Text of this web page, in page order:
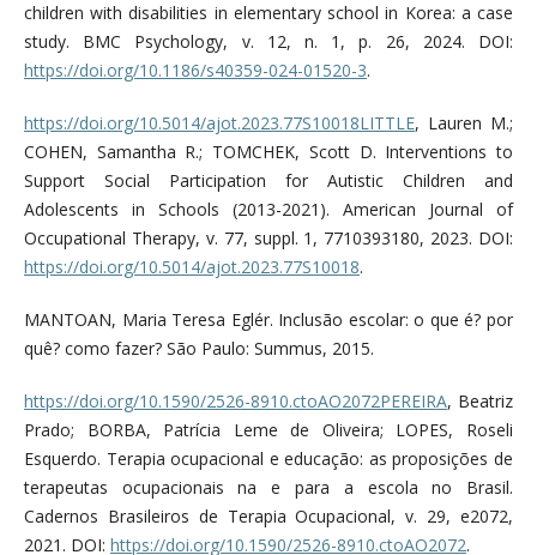
children with disabilities in elementary school in Korea: a case
study. BMC Psychology, v. 12, n. 1, p. 26, 2024. DOI:
https://doi.org/10.1186/s40359-024-01520-3.
https://doi.org/10.5014/ajot.2023.77S10018LITTLE, Lauren M.;
COHEN, Samantha R.; TOMCHEK, Scott D. Interventions to
Support Social Participation for Autistic Children and
Adolescents in Schools (2013-2021). American Journal of
Occupational Therapy, v. 77, suppl. 1, 7710393180, 2023. DOI:
https://doi.org/10.5014/ajot.2023.77S10018.
MANTOAN, Maria Teresa Eglér. Inclusão escolar: o que é? por
quê? como fazer? São Paulo: Summus, 2015.
https://doi.org/10.1590/2526-8910.ctoAO2072PEREIRA, Beatriz
Prado; BORBA, Patrícia Leme de Oliveira; LOPES, Roseli
Esquerdo. Terapia ocupacional e educação: as proposições de
terapeutas ocupacionais na e para a escola no Brasil.
Cadernos Brasileiros de Terapia Ocupacional, v. 29, e2072,
2021. DOI: https://doi.org/10.1590/2526-8910.ctoAO2072.